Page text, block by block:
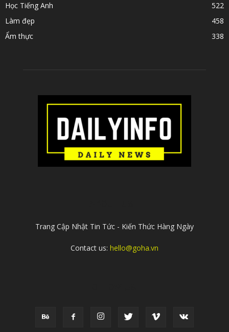
Học Tiếng Anh
522
Làm đẹp
458
Ẩm thực
338
Trang Cập Nhật Tin Tức - Kiến Thức Hàng Ngày
Contact us: hello@goha.vn